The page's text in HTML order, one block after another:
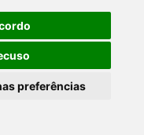
preferências